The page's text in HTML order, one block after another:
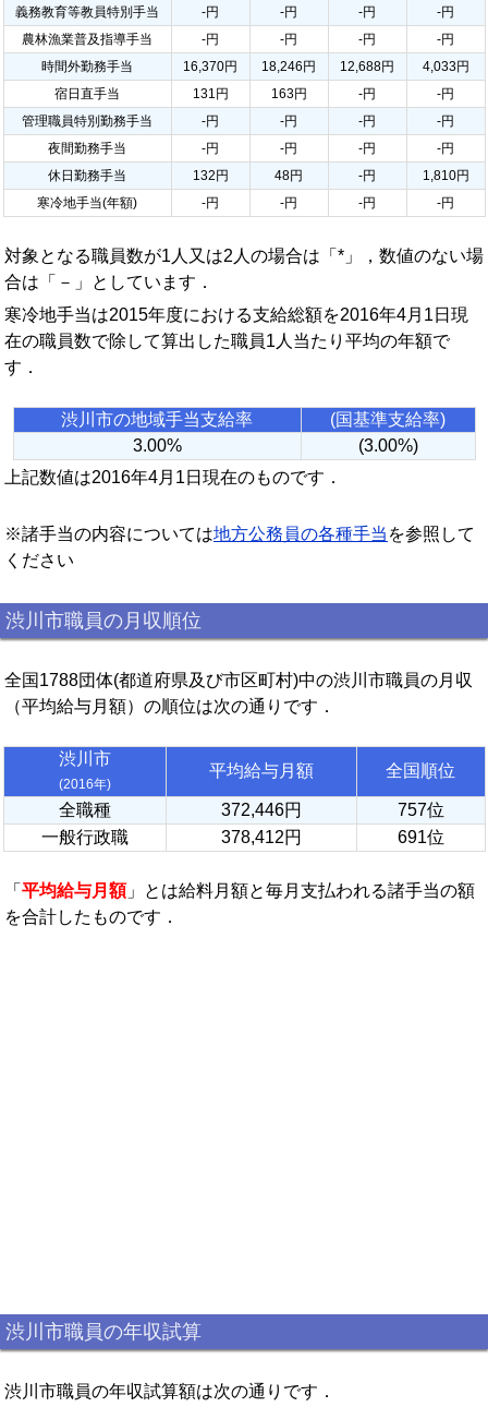
義務教育等教員特別手当
-円 -円 -円
-円
農林漁業普及指導手当
-円 -円 -円
-円
時間外勤務手当
16,370円 18,246円 12,688円
4,033円
宿日直手当
131円 163円 -円
-円
管理職員特別勤務手当
-円 -円 -円
-円
夜間勤務手当
-円 -円 -円
-円
休日勤務手当
132円 48円 -円
1,810円
寒冷地手当(年額)
-円 -円 -円 -円
対象となる職員数が1人又は2人の場合は「*」，数値のない場
合は「－」としています．
寒冷地手当は2015年度における支給総額を2016年4月1日現
在の職員数で除して算出した職員1人当たり平均の年額で
す．
渋川市の地域手当支給率
(国基準支給率)
3.00%
(3.00%)
上記数値は2016年4月1日現在のものです．
※諸手当の内容については地方公務員の各種手当 を参照して
ください
渋川市職員の月収順位
全国1788団体(都道府県及び市区町村)中の渋川市職員の月収
（平均給与月額）の順位は次の通りです．
渋川市
(2016年)
平均給与月額 全国順位
全職種 372,446円
757位
一般行政職
378,412円 691位
「 平均給与月額」とは給料月額と毎月支払われる諸手当の額
を合計したものです．
渋川市職員の年収試算
渋川市職員の年収試算額は次の通りです．